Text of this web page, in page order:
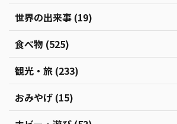
世界の出来事 (19)
食べ物 (525)
観光・旅 (233)
おみやげ (15)